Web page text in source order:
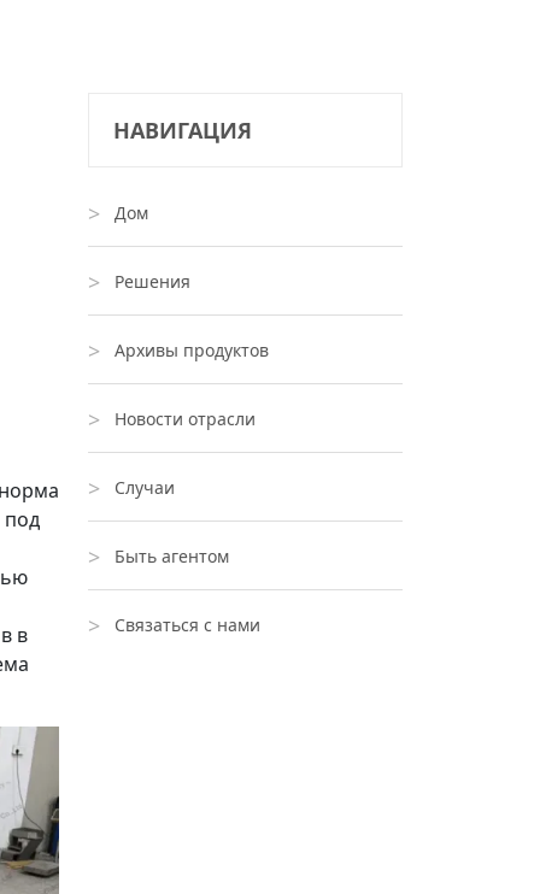
под
в
НАВИГАЦИЯ
Дом
Решения
Архивы продуктов
Новости отрасли
Случаи
Быть агентом
Связаться с нами